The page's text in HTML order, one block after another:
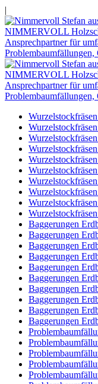
|
Baggerungen
Baggerungen
Baggerungen
Baggerungen
Baggerungen
Baggerungen
Baggerungen
Baggerungen
Baggerungen
Baggerungen